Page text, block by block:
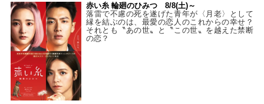
赤い糸 輪廻のひみつ 8/8(土)～
落雷で不慮の死を遂げた青年が〈月老〉として
縁を結ぶのは、最愛の恋人のこれからの幸せ？
それとも〝あの世〟と〝この世〟を越えた禁断
の恋？